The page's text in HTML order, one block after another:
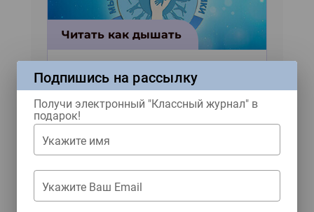
Читать как дышать
Четыре весёлых рассказа
от двух серьёзных
писателей из Москвы
Подпишись на рассылку
Получи электронный "Классный журнал" в
подарок!
Укажите имя
Укажите Ваш Email